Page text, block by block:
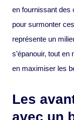
en fournissant des
pour surmonter
représente un
s’épanouir, tout
en maximiser les
Les
avec un